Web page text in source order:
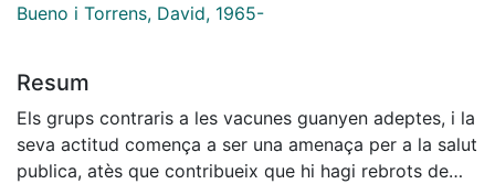
Bueno i Torrens, David, 1965-
Resum
Els grups contraris a les vacunes guanyen adeptes, i la
seva actitud comença a ser una amenaça per a la salut
publica, atès que contribueix que hi hagi rebrots de